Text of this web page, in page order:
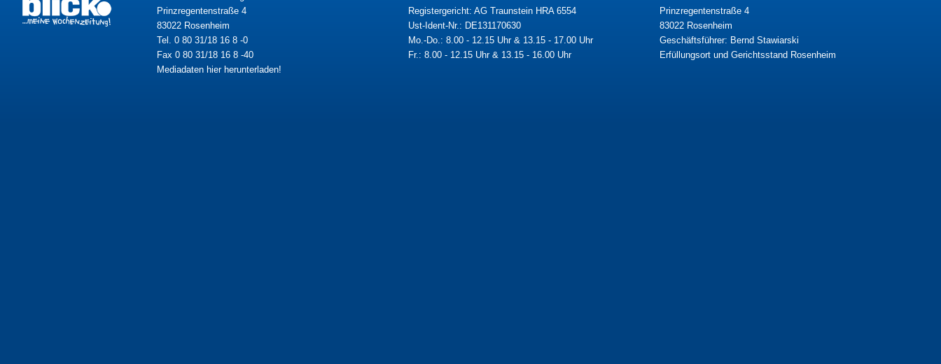
Prinzregentenstraße 4
83022 Rosenheim
Tel. 0 80 31/18 16 8 -0
Fax 0 80 31/18 16 8 -40
Mediadaten hier herunterladen!
Registergericht: AG Traunstein HRA 6554
Ust-Ident-Nr.: DE131170630
Mo.-Do.: 8.00 - 12.15 Uhr & 13.15 - 17.00 Uhr
Fr.: 8.00 - 12.15 Uhr & 13.15 - 16.00 Uhr
Prinzregentenstraße 4
83022 Rosenheim
Geschäftsführer: Bernd Stawiarski
Erfüllungsort und Gerichtsstand Rosenheim